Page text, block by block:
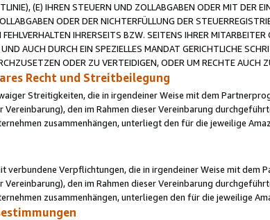
(E) IHREN STEUERN UND ZOLLABGABEN ODER MIT DER
ODER DER NICHTERFÜLLUNG DER
IHRERSEITS BZW. SEITENS IHRER
AUCH DURCH EIN SPEZIELLES MANDAT GERICHTLICHE
ODER ZU VERTEIDIGEN, ODER UM RECHTE
Recht und Streitbeilegung
Streitigkeiten, die in irgendeiner Weise mit dem
Vereinbarung), den im Rahmen dieser Vereinbarung
zusammenhängen, unterliegt den für die jeweilige
verbundene Verpflichtungen, die in irgendeiner Weise mit
Vereinbarung), den im Rahmen dieser Vereinbarung
zusammenhängen, unterliegen den für die jeweilige